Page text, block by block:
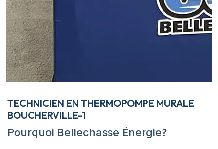
TECHNICIEN EN THERMOPOMPE MURALE
BOUCHERVILLE-1
Pourquoi Bellechasse Énergie?